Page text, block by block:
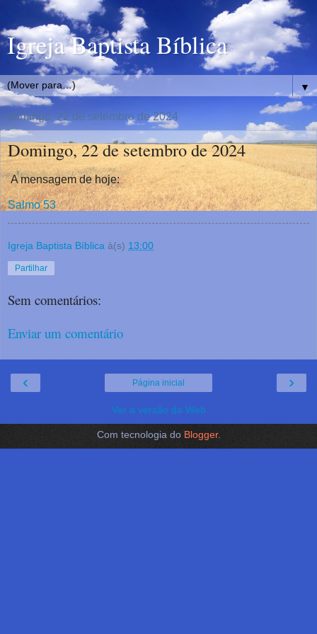
Igreja Baptista Bíblica
▼
domingo, 22 de setembro de 2024
Domingo, 22 de setembro de 2024
A mensagem de hoje:
Salmo 53
Igreja Baptista Bíblica à(s) 13:00
Partilhar
Sem comentários:
Enviar um comentário
‹ ›
Página inicial
Ver a versão da Web
Com tecnologia do Blogger.